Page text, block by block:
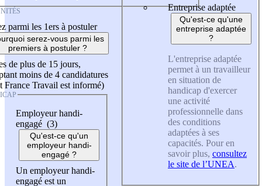
parmi les 1ers à postuler
serez-vous parmi les
premiers à postuler ?
de plus de 15 jours,
moins de 4 candidatures
France Travail est informé)
Employeur handi-
engagé (3)
Qu'est-ce qu'un
employeur handi-
engagé ?
Un employeur handi-
engagé est un
Entreprise adaptée
Qu'est-ce qu'une
entreprise adaptée
?
L'entreprise adaptée
permet à un travailleur
en situation de
handicap d'exercer
une activité
professionnelle dans
des conditions
adaptées à ses
capacités. Pour en
savoir plus, consultez
le site de l’UNEA.